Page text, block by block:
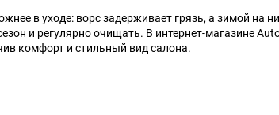
Mazda
Morgan
в уходе: ворс задерживает грязь, а зимой на
и регулярно очищать. В интернет-магазине
комфорт и стильный вид салона.